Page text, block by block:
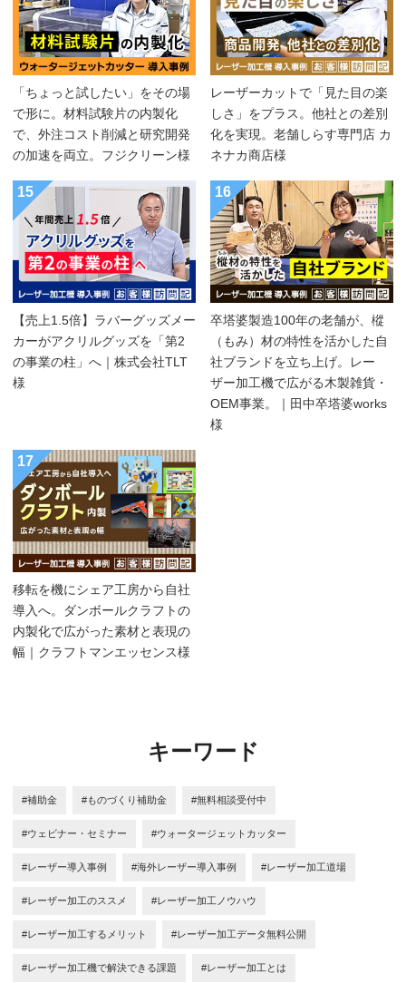
「ちょっと試したい」をその場
で形に。材料試験片の内製化
で、外注コスト削減と研究開発
の加速を両立。フジクリーン様
レーザーカットで「見た目の楽
しさ」をプラス。他社との差別
化を実現。老舗しらす専門店 カ
ネナカ商店様
15
【売上1.5倍】ラバーグッズメー
カーがアクリルグッズを「第2
の事業の柱」へ｜株式会社TLT
様
16
卒塔婆製造100年の老舗が、樅
（もみ）材の特性を活かした自
社ブランドを立ち上げ。レー
ザー加工機で広がる木製雑貨・
OEM事業。｜田中卒塔婆works
様
17
移転を機にシェア工房から自社
導入へ。ダンボールクラフトの
内製化で広がった素材と表現の
幅｜クラフトマンエッセンス様
キーワード
#補助金 #ものづくり補助金 #無料相談受付中
#ウェビナー・セミナー #ウォータージェットカッター
#レーザー導入事例 #海外レーザー導入事例 #レーザー加工道場
#レーザー加工のススメ #レーザー加工ノウハウ
#レーザー加工するメリット #レーザー加工データ無料公開
#レーザー加工機で解決できる課題 #レーザー加工とは